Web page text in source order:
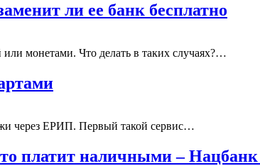
ли ее банк бесплатно
монетами. Что делать в таких случаях?…
через ЕРИП. Первый такой сервис…
платит наличными –